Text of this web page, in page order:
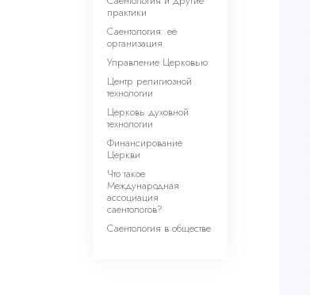
практики
Саентология: её
организация
Управление Церковью
Центр религиозной
технологии
Церковь духовной
технологии
Финансирование
Церкви
Что такое
Международная
ассоциация
саентологов?
Саентология в обществе